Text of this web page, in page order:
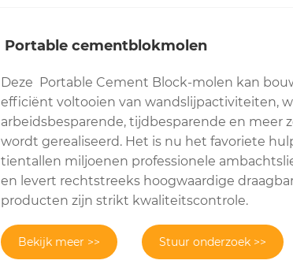
‌ Portable cementblokmolen
Deze ‌ Portable Cement Block-molen kan
efficiënt voltooien van wandslijpactiviteiten,
arbeidsbesparende, tijdbesparende en meer
wordt gerealiseerd. Het is nu het favoriete
tientallen miljoenen professionele
en levert rechtstreeks hoogwaardige
producten zijn strikt kwaliteitscontrole.
Bekijk meer >> Stuur onderzoek >>